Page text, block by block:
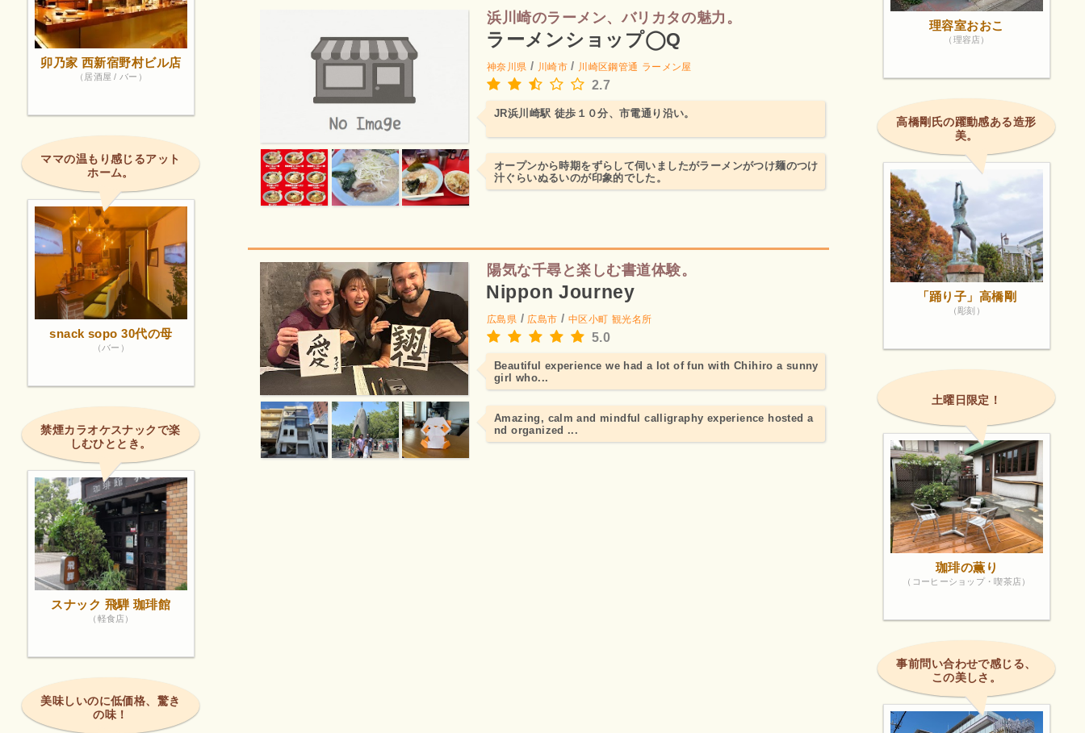
浜川崎のラーメン、バリカタの魅力。
ラーメンショップ◯Q
神奈川県 / 川崎市/ 川崎区鋼管通 ラーメン屋
2.7
JR浜川崎駅 徒歩１０分、市電通り沿い。
オープンから時期をずらして伺いましたがラーメンがつけ麺のつけ
汁ぐらいぬるいのが印象的でした。
陽気な千尋と楽しむ書道体験。
Nippon Journey
広島県 / 広島市 / 中区小町 観光名所
5.0
Beautiful experience we had a lot of fun with Chihiro a sunny
girl who...
Amazing, calm and mindful calligraphy experience hosted a
nd organized ...
卯乃家 西新宿野村ビル店
（居酒屋 / バー）
ママの温もり感じるアット
ホーム。
snack sopo 30代の母
（バー）
禁煙カラオケスナックで楽
しむひととき。
スナック 飛騨 珈琲館
（軽食店）
美味しいのに低価格、驚き
の味！
理容室おおこ
（理容店）
高橋剛氏の躍動感ある造形
美。
「踊り子」高橋剛
（彫刻）
土曜日限定！
珈琲の薫り
（コーヒーショップ・喫茶店）
事前問い合わせで感じる、
この美しさ。